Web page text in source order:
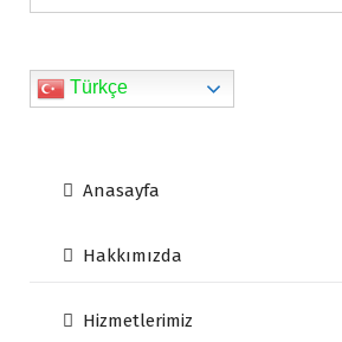
y
Türkçe
Anasayfa
Hakkımızda
Hizmetlerimiz